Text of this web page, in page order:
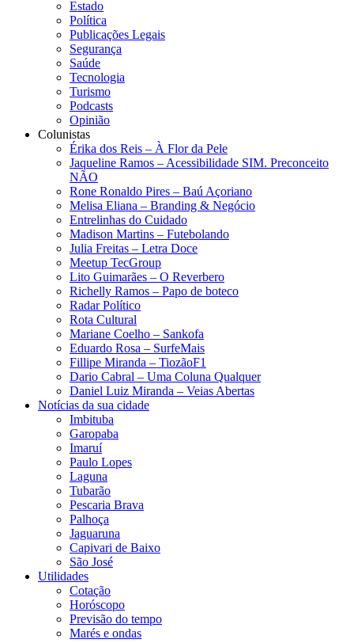
Estado
Política
Publicações Legais
Segurança
Saúde
Tecnologia
Turismo
Podcasts
Opinião
Colunistas
Érika dos Reis​ – À Flor da Pele
Jaqueline Ramos – Acessibilidade SIM. Preconceito
NÃO
Rone Ronaldo Pires – Baú Açoriano
Melisa Eliana – Branding & Negócio
Entrelinhas do Cuidado
Madison Martins – Futebolando
Julia Freitas​ – Letra Doce
Meetup TecGroup
Lito Guimarães – O Reverbero
Richelly Ramos​ – Papo de boteco
Radar Político
Rota Cultural
Mariane Coelho – Sankofa
Eduardo Rosa​ – SurfeMais
Fillipe Miranda – TiozãoF1
Dario Cabral – Uma Coluna Qualquer
Daniel Luiz Miranda – Veias Abertas
Notícias da sua cidade
Imbituba
Garopaba
Imaruí
Paulo Lopes
Laguna
Tubarão
Pescaria Brava
Palhoça
Jaguaruna
Capivari de Baixo
São José
Utilidades
Cotação
Horóscopo
Previsão do tempo
Marés e ondas